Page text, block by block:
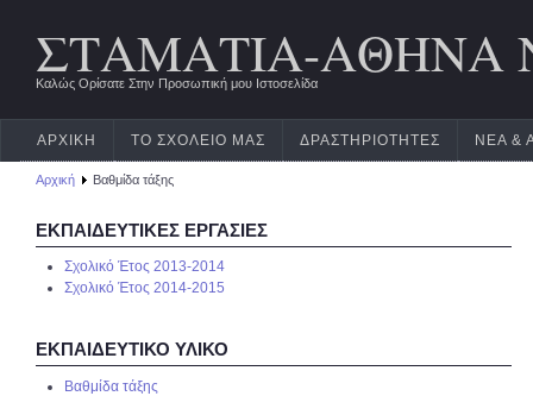
ΣΤΑΜΑΤΙΑ-ΑΘΗΝΑ
Καλώς Ορίσατε Στην Προσωπική μου Ιστοσελίδα
ΑΡΧΙΚΉ ΤΟ ΣΧΟΛΕΊΟ ΜΑΣ ΔΡΑΣΤΗΡΙΌΤΗΤΕΣ ΝΈΑ &
Αρχική Βαθμίδα τάξης
ΕΚΠΑΙΔΕΥΤΙΚΈΣ ΕΡΓΑΣΊΕΣ
Σχολικό Έτος 2013-2014
Σχολικό Έτος 2014-2015
ΕΚΠΑΙΔΕΥΤΙΚΌ ΥΛΙΚΌ
Βαθμίδα τάξης